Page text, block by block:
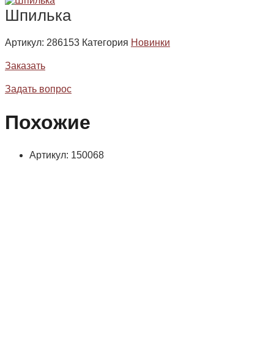
Шпилька
Артикул: 286153 Категория Новинки
Заказать
Задать вопрос
Похожие
Артикул: 150068